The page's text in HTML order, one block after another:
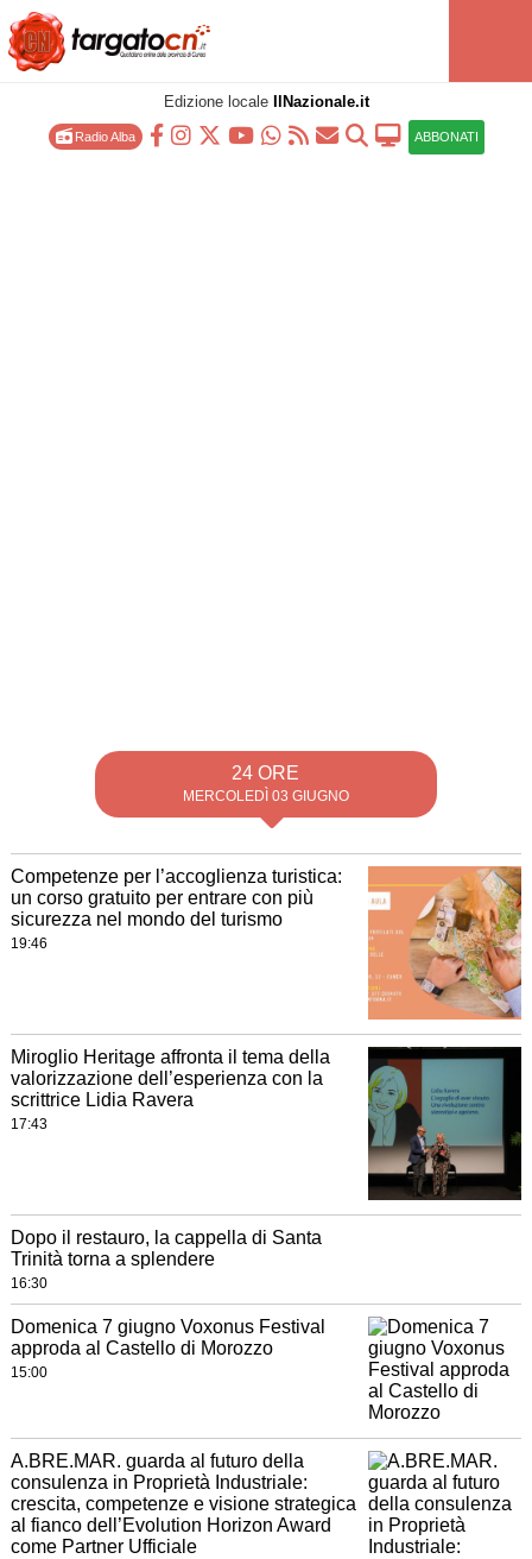
Edizione locale IlNazionale.it
Radio Alba ABBONATI
24 ORE
MERCOLEDÌ 03 GIUGNO
Competenze per l’accoglienza turistica:
un corso gratuito per entrare con più
sicurezza nel mondo del turismo
19:46
Miroglio Heritage affronta il tema della
valorizzazione dell’esperienza con la
scrittrice Lidia Ravera
17:43
Dopo il restauro, la cappella di Santa
Trinità torna a splendere
16:30
Domenica 7 giugno Voxonus Festival
approda al Castello di Morozzo
15:00
A.BRE.MAR. guarda al futuro della
consulenza in Proprietà Industriale:
crescita, competenze e visione strategica
al fianco dell’Evolution Horizon Award
come Partner Ufficiale